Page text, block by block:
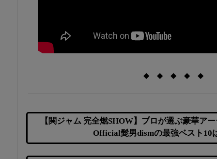
◆ ◆ ◆ ◆ ◆
【関ジャム 完全燃SHOW】プロが選ぶ豪華ア
Official髭男dismの最強ベスト10